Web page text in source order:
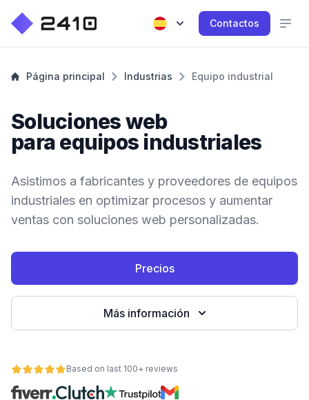
Contactos
Página principal Industrias Equipo industrial
Soluciones web
para equipos industriales
Asistimos a fabricantes y proveedores de equipos
industriales en optimizar procesos y aumentar
ventas con soluciones web personalizadas.
Precios
Más información
Based on last 100+ reviews